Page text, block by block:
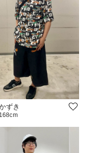
ずき
168cm